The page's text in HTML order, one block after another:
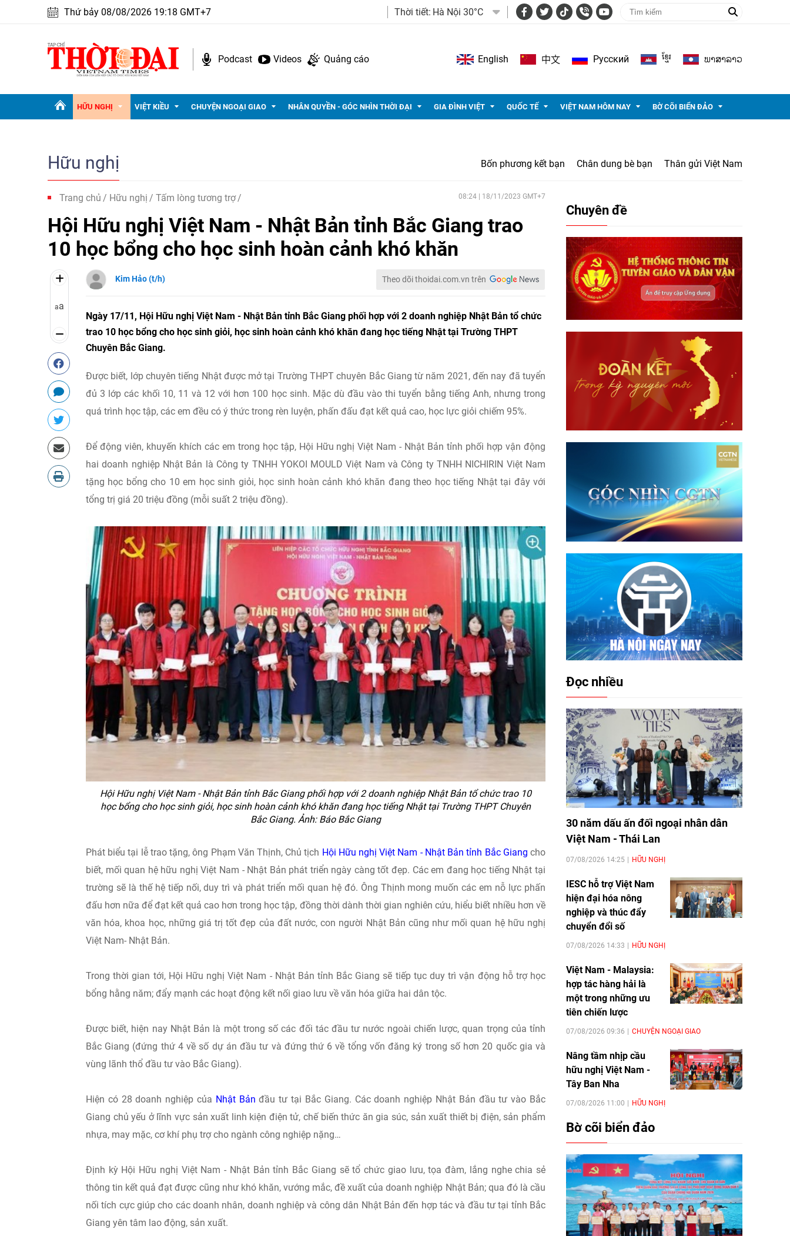
Thứ bảy 08/08/2026 19:18 GMT+7 Thời tiết: Hà Nội 30°C
Podcast Videos Quảng cáo English 中文 Pусский ខ្មែរ ພາ​ສາ​ລາວ
HỮU NGHỊ VIỆT KIỀU CHUYỆN NGOẠI GIAO NHÂN QUYỀN - GÓC NHÌN THỜI ĐẠI GIA ĐÌNH VIỆT QUỐC TẾ VIỆT NAM HÔM NAY BỜ CÕI BIỂN ĐẢO
Hữu nghị Bốn phương kết bạn Chân dung bè bạn Thân gửi Việt Nam
Trang chủ Hữu nghị Tấm lòng tương trợ 08:24 | 18/11/2023 GMT+7
Hội Hữu nghị Việt Nam - Nhật Bản tỉnh Bắc Giang trao
10 học bổng cho học sinh hoàn cảnh khó khăn
aa
Kim Hảo (t/h) Theo dõi thoidai.com.vn trên
Ngày 17/11, Hội Hữu nghị Việt Nam - Nhật Bản tỉnh Bắc Giang phối hợp với 2 doanh nghiệp Nhật Bản tổ chức
trao 10 học bổng cho học sinh giỏi, học sinh hoàn cảnh khó khăn đang học tiếng Nhật tại Trường THPT
Chuyên Bắc Giang.
Được biết, lớp chuyên tiếng Nhật được mở tại Trường THPT chuyên Bắc Giang từ năm 2021, đến nay đã tuyển
đủ 3 lớp các khối 10, 11 và 12 với hơn 100 học sinh. Mặc dù đầu vào thi tuyển bằng tiếng Anh, nhưng trong
quá trình học tập, các em đều có ý thức trong rèn luyện, phấn đấu đạt kết quả cao, học lực giỏi chiếm 95%.
Để động viên, khuyến khích các em trong học tập, Hội Hữu nghị Việt Nam - Nhật Bản tỉnh phối hợp vận động
hai doanh nghiệp Nhật Bản là Công ty TNHH YOKOI MOULD Việt Nam và Công ty TNHH NICHIRIN Việt Nam
tặng học bổng cho 10 em học sinh giỏi, học sinh hoàn cảnh khó khăn đang theo học tiếng Nhật tại đây với
tổng trị giá 20 triệu đồng (mỗi suất 2 triệu đồng).
Hội Hữu nghị Việt Nam - Nhật Bản tỉnh Bắc Giang phối hợp với 2 doanh nghiệp Nhật Bản tổ chức trao 10
học bổng cho học sinh giỏi, học sinh hoàn cảnh khó khăn đang học tiếng Nhật tại Trường THPT Chuyên
Bắc Giang. Ảnh: Báo Bắc Giang
Phát biểu tại lễ trao tặng, ông Phạm Văn Thịnh, Chủ tịch Hội Hữu nghị Việt Nam - Nhật Bản tỉnh Bắc Giang cho
biết, mối quan hệ hữu nghị Việt Nam - Nhật Bản phát triển ngày càng tốt đẹp. Các em đang học tiếng Nhật tại
trường sẽ là thế hệ tiếp nối, duy trì và phát triển mối quan hệ đó. Ông Thịnh mong muốn các em nỗ lực phấn
đấu hơn nữa để đạt kết quả cao hơn trong học tập, đồng thời dành thời gian nghiên cứu, hiểu biết nhiều hơn về
văn hóa, khoa học, những giá trị tốt đẹp của đất nước, con người Nhật Bản cũng như mối quan hệ hữu nghị
Việt Nam- Nhật Bản.
Trong thời gian tới, Hội Hữu nghị Việt Nam - Nhật Bản tỉnh Bắc Giang sẽ tiếp tục duy trì vận động hỗ trợ học
bổng hằng năm; đẩy mạnh các hoạt động kết nối giao lưu về văn hóa giữa hai dân tộc.
Được biết, hiện nay Nhật Bản là một trong số các đối tác đầu tư nước ngoài chiến lược, quan trọng của tỉnh
Bắc Giang (đứng thứ 4 về số dự án đầu tư và đứng thứ 6 về tổng vốn đăng ký trong số hơn 20 quốc gia và
vùng lãnh thổ đầu tư vào Bắc Giang).
Hiện có 28 doanh nghiệp của Nhật Bản đầu tư tại Bắc Giang. Các doanh nghiệp Nhật Bản đầu tư vào Bắc
Giang chủ yếu ở lĩnh vực sản xuất linh kiện điện tử, chế biến thức ăn gia súc, sản xuất thiết bị điện, sản phẩm
nhựa, may mặc, cơ khí phụ trợ cho ngành công nghiệp nặng…
Định kỳ Hội Hữu nghị Việt Nam - Nhật Bản tỉnh Bắc Giang sẽ tổ chức giao lưu, tọa đàm, lắng nghe chia sẻ
thông tin kết quả đạt được cũng như khó khăn, vướng mắc, đề xuất của doanh nghiệp Nhật Bản; qua đó là cầu
nối tích cực giúp cho các doanh nhân, doanh nghiệp và công dân Nhật Bản đến hợp tác và đầu tư tại tỉnh Bắc
Giang yên tâm lao động, sản xuất.
Chuyên đề
Đọc nhiều
30 năm dấu ấn đối ngoại nhân dân
Việt Nam - Thái Lan
07/08/2026 14:25 HỮU NGHỊ
IESC hỗ trợ Việt Nam
hiện đại hóa nông
nghiệp và thúc đẩy
chuyển đổi số
07/08/2026 14:33 HỮU NGHỊ
Việt Nam - Malaysia:
hợp tác hàng hải là
một trong những ưu
tiên chiến lược
07/08/2026 09:36 CHUYỆN NGOẠI GIAO
Nâng tầm nhịp cầu
hữu nghị Việt Nam -
Tây Ban Nha
07/08/2026 11:00 HỮU NGHỊ
Bờ cõi biển đảo